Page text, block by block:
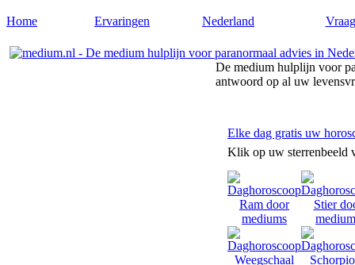
Home Ervaringen Nederland
De medium hulplijn voor
antwoord op al uw
Elke dag gratis uw
Klik op uw sterrenbeeld